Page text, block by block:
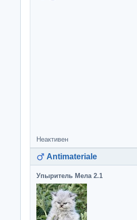
Неактивен
Antimateriale
Упыритель Мела 2.1